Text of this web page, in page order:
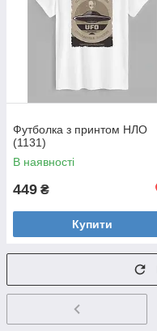
Футболка з принтом НЛО
(1131)
В наявності
449 ₴
Купити